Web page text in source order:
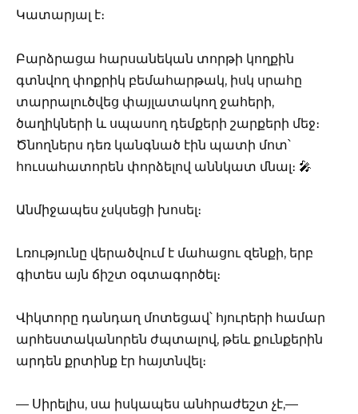
Կատարյալ է։
Բարձրացա հարսանեկան տորթի կողքին
գտնվող փոքրիկ բեմահարթակ, իսկ սրահը
տարրալուծվեց փայլատակող ջահերի,
ծաղիկների և սպասող դեմքերի շարքերի մեջ։
Ծնողներս դեռ կանգնած էին պատի մոտ՝
հուսահատորեն փորձելով աննկատ մնալ։ 🎤
Անմիջապես չսկսեցի խոսել։
Լռությունը վերածվում է մահացու զենքի, երբ
գիտես այն ճիշտ օգտագործել։
Վիկտորը դանդաղ մոտեցավ՝ հյուրերի համար
արհեստականորեն ժպտալով, թեև քունքերին
արդեն քրտինք էր հայտնվել։
— Սիրելիս, սա իսկապես անհրաժեշտ չէ,—